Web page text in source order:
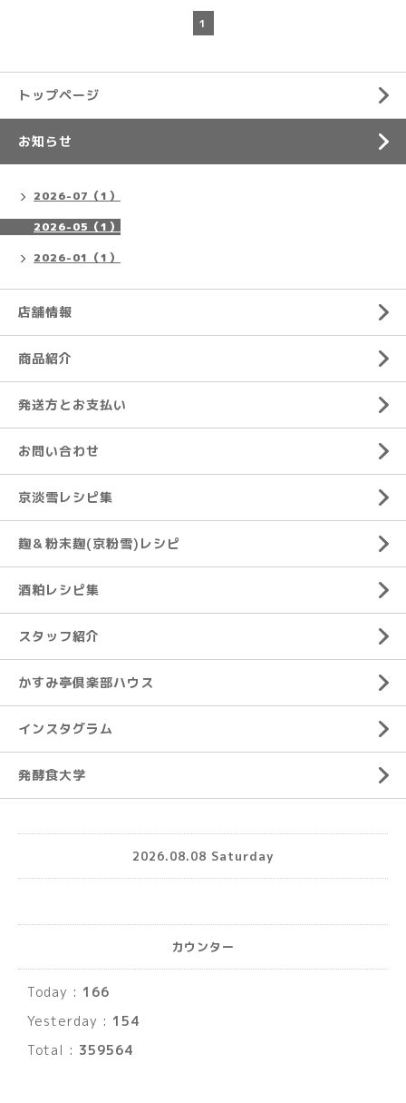
1
トップページ
お知らせ
2026-07（1）
2026-05（1）
2026-01（1）
店舗情報
商品紹介
発送方とお支払い
お問い合わせ
京淡雪レシピ集
麹＆粉末麹(京粉雪)レシピ
酒粕レシピ集
スタッフ紹介
かすみ亭倶楽部ハウス
インスタグラム
発酵食大学
2026.08.08 Saturday
カウンター
Today : 166
Yesterday : 154
Total : 359564